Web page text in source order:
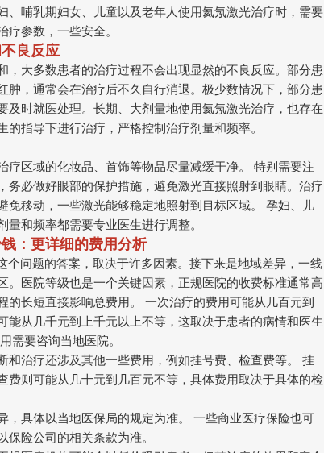
、哺乳期妇女、儿童以及老年人使用氦氖激光治疗时，需要
参数，一些安全。
良反应
，大多数患者的治疗过程不会出现显然的不良反应。部分患
肿，通常会在治疗后不久自行消退。极少数情况下，部分患
及时就医处理。长期、大剂量地使用氦氖激光治疗，也存在
指导下进行治疗，严格控制治疗剂量和频率。
疗区域的化妆品、首饰等物品尽量减缓干净。 特别需要注
务必做好眼部的保护措施，避免激光直接照射到眼睛。治疗
免移动，一些激光能够稳定地照射到目标区域。 孕妇、儿
和频率都需要专业医生进行调整。
：更详细的费用分析
个问题的答案，取决于许多因素。接下来是地域差异，一线
。医院等级也是一个关键因素，正规医院的收费标准通常高
的长短直接影响总费用。 一次治疗的费用可能从几百元到
能从几千元到上千元以上不等，这取决于患者的病情和医生
需要咨询当地医院。
和治疗还涉及其他一些费用，例如挂号费、检查费等。 挂
费则可能从几十元到几百元不等，具体费用取决于具体的检
，具体以当地医保局的规定为准。 一些商业医疗保险也可
险公司的相关条款为准。